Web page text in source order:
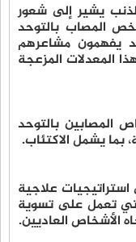
يشير إلى شعور
المصاب بالتوحد
يفهمون مشاعرهم
المعدلات المزعجة
المصابين بالتوحد
بما يشمل الاكتئاب.
علاجية
تعمل على تسوية
الأشخاص العاديين.